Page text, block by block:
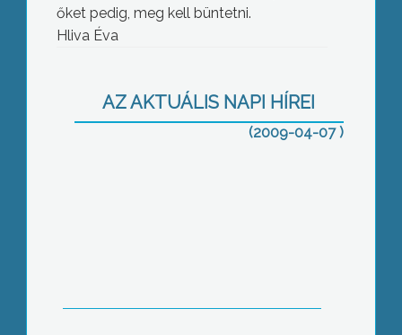
őket pedig, meg kell büntetni.
Hliva Éva
AZ AKTUÁLIS NAPI HÍREI
(2009-04-07 )